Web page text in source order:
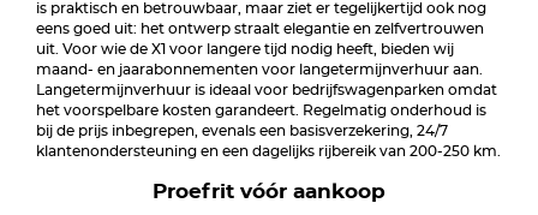
is praktisch en betrouwbaar, maar ziet er tegelijkertijd ook nog
eens goed uit: het ontwerp straalt elegantie en zelfvertrouwen
uit. Voor wie de X1 voor langere tijd nodig heeft, bieden wij
maand- en jaarabonnementen voor langetermijnverhuur aan.
Langetermijnverhuur is ideaal voor bedrijfswagenparken omdat
het voorspelbare kosten garandeert. Regelmatig onderhoud is
bij de prijs inbegrepen, evenals een basisverzekering, 24/7
klantenondersteuning en een dagelijks rijbereik van 200-250 km.
Proefrit vóór aankoop